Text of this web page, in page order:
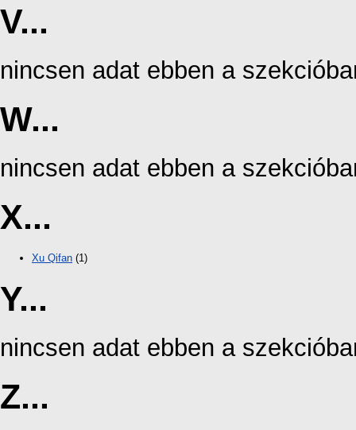
V...
nincsen adat ebben a
W...
nincsen adat ebben a
X...
Xu Qifan (1)
Y...
nincsen adat ebben a
Z...